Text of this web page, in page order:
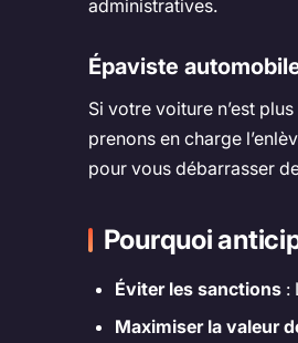
administratives.
Épaviste
Si votre voiture n’est
prenons en charge
pour vous débarrasser
Pourquoi
Éviter les sanctions :
Maximiser la valeur